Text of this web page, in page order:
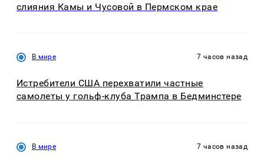
слияния Камы и Чусовой в Пермском крае
В мире 7 часов назад
Истребители США перехватили частные
самолеты у гольф-клуба Трампа в Бедминстере
В мире 7 часов назад